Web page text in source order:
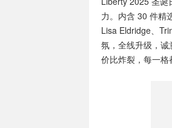
力。内含 30 件精
Lisa Eldridge、
氛，全线升级，诚
价比炸裂，每一格